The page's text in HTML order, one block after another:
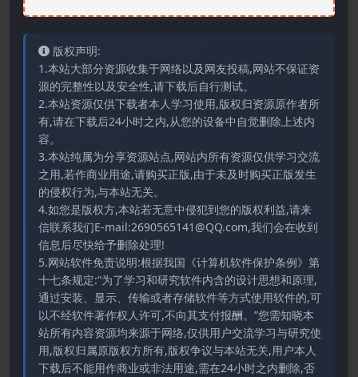
版权声明:
1.本站大部分资源收集于网络以及网友投稿,网站不保证资
源的完整性以及安全性,请下载后自行测试。
2.本站资源仅供下载者本人学习使用,版权归资源原作者所
有,请在下载后24小时之内,从您的设备中自觉删除上述内
容。
3.本站纯属为分享资源站点,网站内所有资源仅供学习交流
之用,若作商业用途,请购买正版,由于未及时购买正版发生
的侵权行为,与本站无关。
4.如您是版权方,本站若无意中侵犯到您的版权利益,请来
信联系我们E-mail:2690565141@QQ.com,我们会在收到
信息后尽快给予删除处理!
5.网站软件免责说明:根据我国《计算机软件保护条例》第
十七条规定:“为了学习和研究软件内含的设计思想和原理,
通过安装、显示、传输或者存储软件等方式使用软件的,可
以不经软件著作权人许可,不向其支付报酬。”您需知晓本
站所有内容资源均来源于网络,仅供用户交流学习与研究使
用,版权归属原版权方所有,版权争议与本站无关,用户本人
下载后不能用作商业或非法用途,需在24小时之内删除,否